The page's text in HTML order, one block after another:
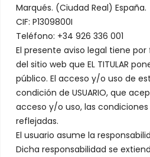
Marqués. (Ciudad Real) España.
CIF: P1309800I
Teléfono: +34 926 336 001
El presente aviso legal tiene
del sitio web que EL TITULAR
público. El acceso y/o uso de
condición de USUARIO, que
acceso y/o uso, las
reflejadas.
El usuario asume la
Dicha responsabilidad se